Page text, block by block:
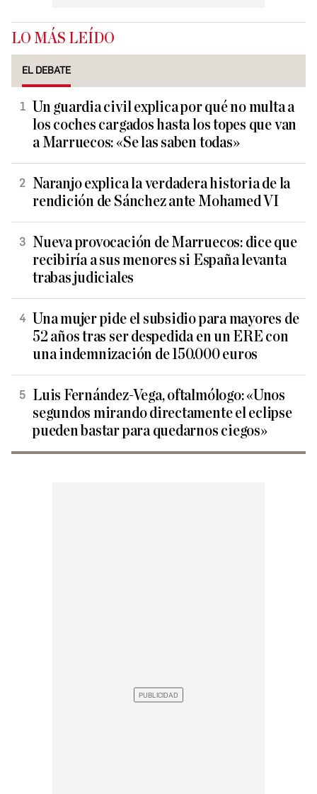
LO MÁS LEÍDO
EL DEBATE
Un guardia civil explica por qué no multa a
los coches cargados hasta los topes que van
a Marruecos: «Se las saben todas»
Naranjo explica la verdadera historia de la
rendición de Sánchez ante Mohamed VI
Nueva provocación de Marruecos: dice que
recibiría a sus menores si España levanta
trabas judiciales
Una mujer pide el subsidio para mayores de
52 años tras ser despedida en un ERE con
una indemnización de 150.000 euros
Luis Fernández-Vega, oftalmólogo: «Unos
segundos mirando directamente el eclipse
pueden bastar para quedarnos ciegos»